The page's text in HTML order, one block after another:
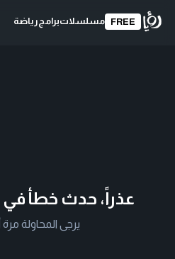
FREE مسلسلاتبرامج رياضة
عذراً، حدث خطأ في
يرجى المحاولة